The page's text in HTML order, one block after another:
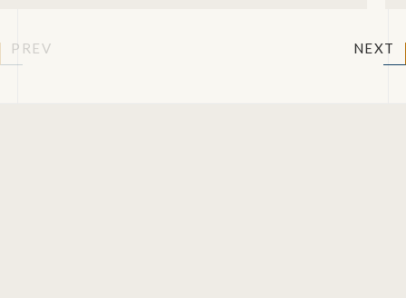
PREV NEXT